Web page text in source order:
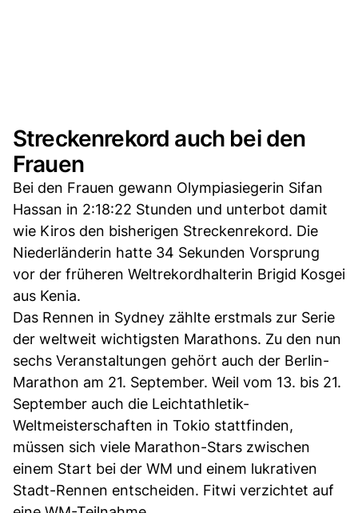
Streckenrekord auch bei den
Frauen
Bei den Frauen gewann Olympiasiegerin Sifan
Hassan in 2:18:22 Stunden und unterbot damit
wie Kiros den bisherigen Streckenrekord. Die
Niederländerin hatte 34 Sekunden Vorsprung
vor der früheren Weltrekordhalterin Brigid Kosgei
aus Kenia.
Das Rennen in Sydney zählte erstmals zur Serie
der weltweit wichtigsten Marathons. Zu den nun
sechs Veranstaltungen gehört auch der Berlin-
Marathon am 21. September. Weil vom 13. bis 21.
September auch die Leichtathletik-
Weltmeisterschaften in Tokio stattfinden,
müssen sich viele Marathon-Stars zwischen
einem Start bei der WM und einem lukrativen
Stadt-Rennen entscheiden. Fitwi verzichtet auf